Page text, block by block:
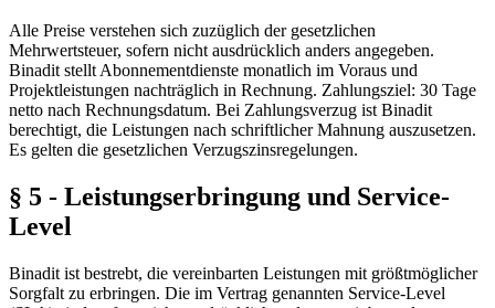
Alle Preise verstehen sich zuzüglich der gesetzlichen
Mehrwertsteuer, sofern nicht ausdrücklich anders angegeben.
Binadit stellt Abonnementdienste monatlich im Voraus und
Projektleistungen nachträglich in Rechnung. Zahlungsziel: 30 Tage
netto nach Rechnungsdatum. Bei Zahlungsverzug ist Binadit
berechtigt, die Leistungen nach schriftlicher Mahnung auszusetzen.
Es gelten die gesetzlichen Verzugszinsregelungen.
§ 5 - Leistungserbringung und Service-
Level
Binadit ist bestrebt, die vereinbarten Leistungen mit größtmöglicher
Sorgfalt zu erbringen. Die im Vertrag genannten Service-Level